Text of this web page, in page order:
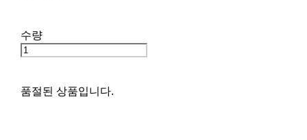
수량
품절된 상품입니다.